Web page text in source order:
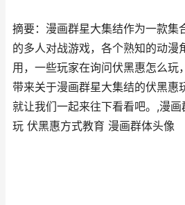
摘要：漫画群星大集结作为一款集
的多人对战游戏，各个熟知的动漫
用，一些玩家在询问伏黑惠怎么玩
带来关于漫画群星大集结的伏黑惠
就让我们一起来往下看看吧。,漫
玩 伏黑惠方式教育 漫画群体头像